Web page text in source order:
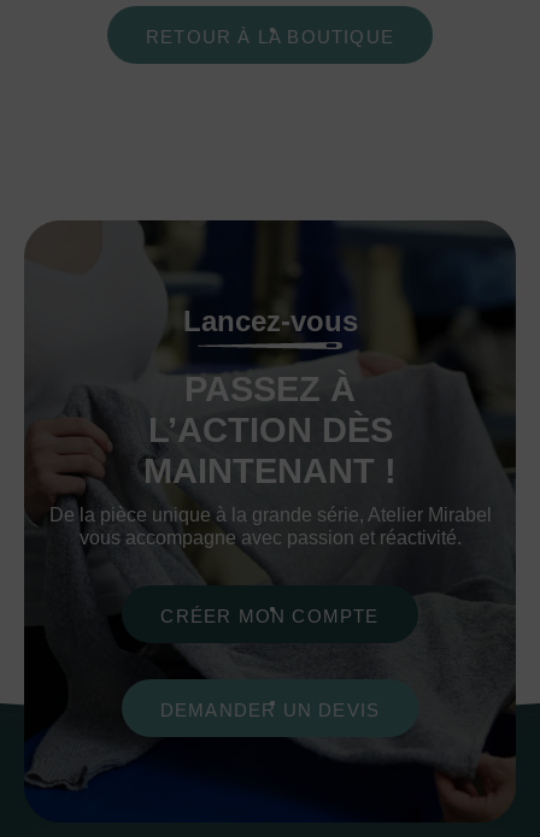
RETOUR À LA BOUTIQUE
Lancez-vous
PASSEZ À
L’ACTION DÈS
MAINTENANT !
De la pièce unique à la grande série, Atelier Mirabel
vous accompagne avec passion et réactivité.
CRÉER MON COMPTE
DEMANDER UN DEVIS